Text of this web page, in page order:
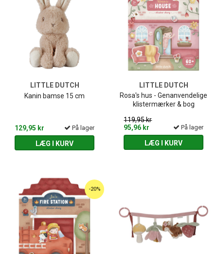
LITTLE DUTCH
Kanin bamse 15 cm
129,95 kr På lager
LÆG I KURV
LITTLE DUTCH
Rosa's hus - Genanvendelige
klistermærker & bog
119,95 kr
95,96 kr
På lager
LÆG I KURV
-20%